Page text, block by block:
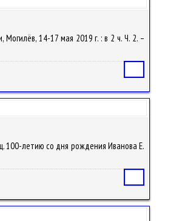
14-17 мая 2019 г. : в 2 ч. Ч. 2. –
100-летию со дня рождения Иванова Е.